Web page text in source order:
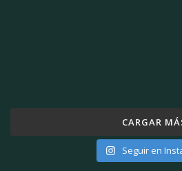
CARGAR
Seguir en